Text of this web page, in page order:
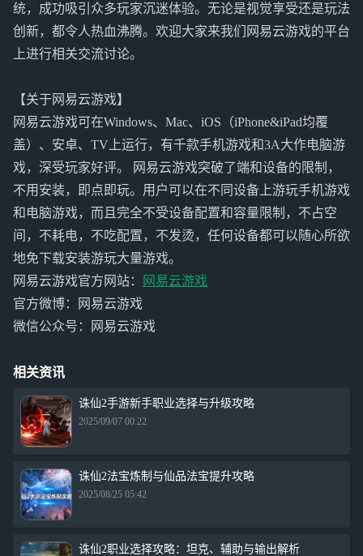
统，成功吸引众多玩家沉迷体验。无论是视觉享受还是玩法
创新，都令人热血沸腾。欢迎大家来我们网易云游戏的平台
上进行相关交流讨论。
【关于网易云游戏】
网易云游戏可在Windows、Mac、iOS（iPhone&iPad均覆
盖）、安卓、TV上运行，有千款手机游戏和3A大作电脑游
戏，深受玩家好评。 网易云游戏突破了端和设备的限制，
不用安装，即点即玩。用户可以在不同设备上游玩手机游戏
和电脑游戏，而且完全不受设备配置和容量限制，不占空
间，不耗电，不吃配置，不发烫，任何设备都可以随心所欲
地免下载安装游玩大量游戏。
网易云游戏官方网站：
网易云游戏
官方微博：网易云游戏
微信公众号：网易云游戏
相关资讯
诛仙2手游新手职业选择与升级攻略
2025/09/07 00:22
诛仙2法宝炼制与仙品法宝提升攻略
2025/08/25 05:42
诛仙2职业选择攻略：坦克、辅助与输出解析